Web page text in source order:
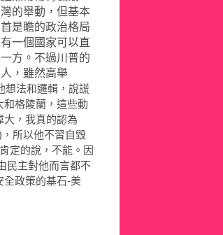
的舉動，但基本
是瞻的政治格局
一個國家可以直
方。不過川普的
，雖然高舉
想法和邏輯，說謊
格陵蘭，這些動
大，我真的認為
所以他不習自毀
定的說，不能。因
民主對他而言都不
全政策的基石-美